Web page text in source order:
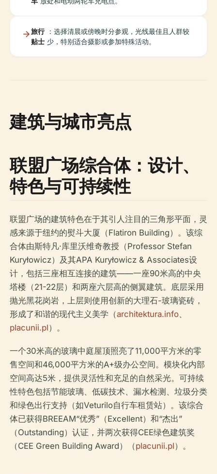
旅行
贴士
：选择清晨或傍晚时分参观，光线最佳且人群较
少，特别适合摄影或参加特殊活动。
建筑与城市亮点
联盟广场综合体：设计、
特色与可持续性
联盟广场的建筑特色在于其引人注目的三角形平面，灵
感来源于纽约的熨斗大厦（Flatiron Building）。该综
合体由斯特凡·库里沃维奇教授（Professor Stefan
Kuryłowicz）及其APA Kuryłowicz & Associates设
计，包括三座相互连接的建筑——一座90米高的中央
塔楼（21-22层）和两座六层高的侧翼建筑。底层采用
抛光黑花岗岩，上层则使用创新的大理石-玻璃瓷砖，
形成了和谐的现代主义美学（architektura.info、
placunii.pl）。
一个30米高的玻璃中庭屋顶照亮了11,000平方米的零
售空间和46,000平方米的A+级办公空间。模块化内部
空间高达5米，提供灵活性和充足的自然采光。可持续
性特色包括节能玻璃、低碳技术、漏水检测、垃圾分类
和绿色出行支持（如Veturilo自行车租赁站）。该综合
体已获得BREEAM“优秀”（Excellent）和“杰出”
（Outstanding）认证，并两次获得CEE绿色建筑奖
（CEE Green Building Award）（placunii.pl）。